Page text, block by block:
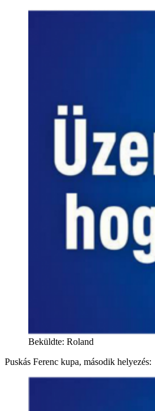
Beküldte: Roland
Puskás Ferenc kupa, második helyezés: